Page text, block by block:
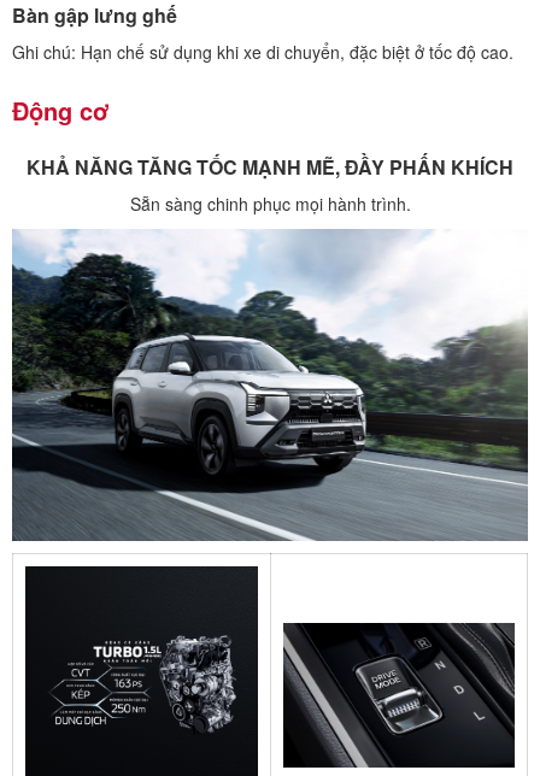
Bàn gập lưng ghế
Ghi chú: Hạn chế sử dụng khi xe di chuyển, đặc biệt ở tốc độ cao.
Động cơ
KHẢ NĂNG TĂNG TỐC MẠNH MẼ, ĐẦY PHẤN KHÍCH
Sẵn sàng chinh phục mọi hành trình.